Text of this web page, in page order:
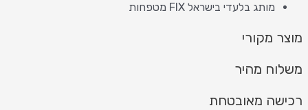
מותג בלעדי בישראל FIX מטפחות
מקורי
מהיר
מאובטחת